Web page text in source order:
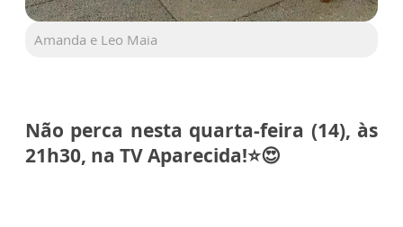
Amanda e Leo Maia
Não perca nesta quarta-feira (14), às
21h30, na TV Aparecida!⭐😍